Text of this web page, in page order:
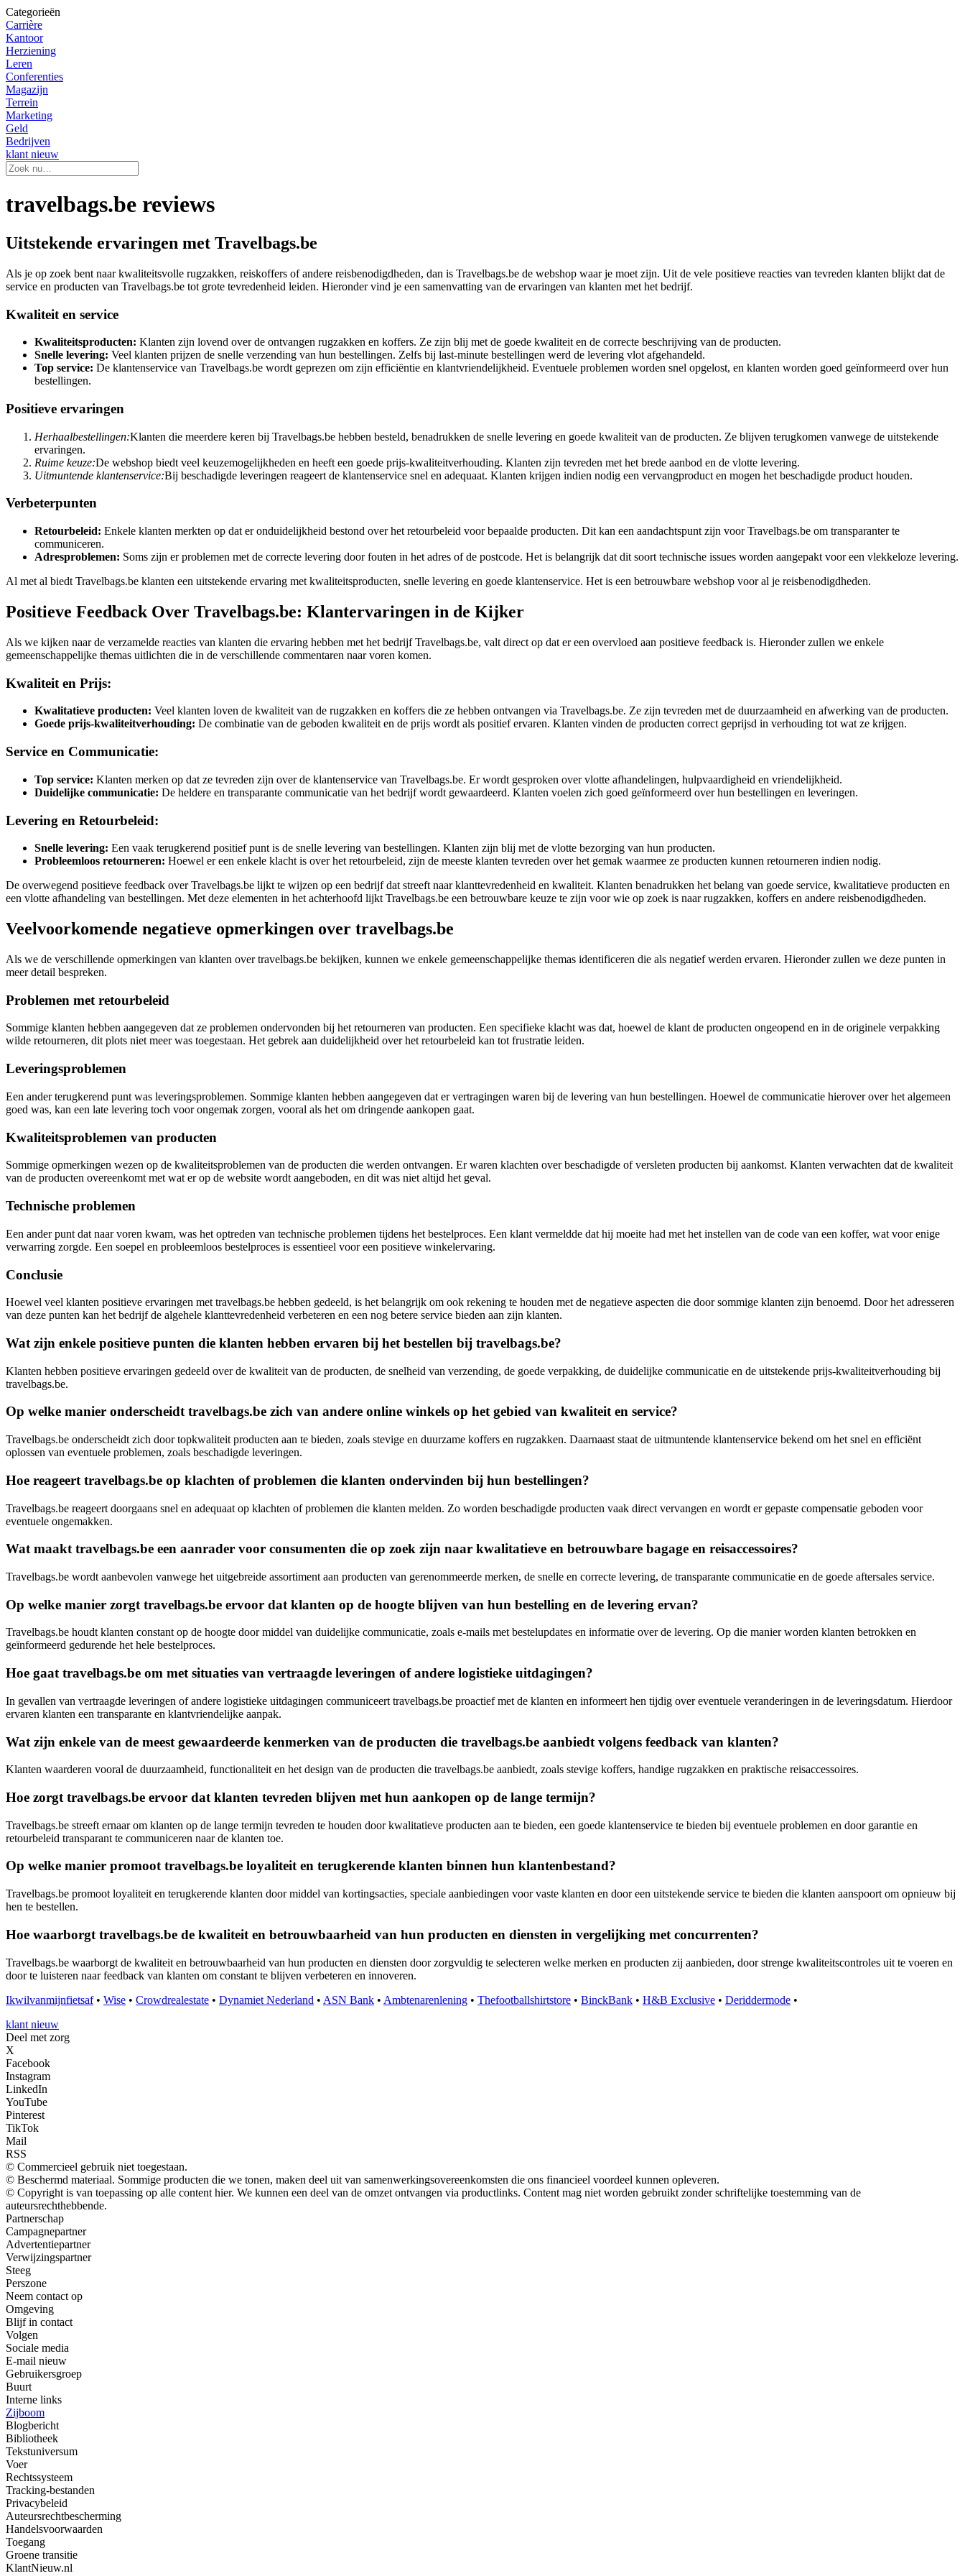
Categorieën
Carrière
Kantoor
Herziening
Leren
Conferenties
Magazijn
Terrein
Marketing
Geld
Bedrijven
klant nieuw
travelbags.be reviews
Uitstekende ervaringen met Travelbags.be
Als je op zoek bent naar kwaliteitsvolle rugzakken, reiskoffers of andere reisbenodigdheden, dan is Travelbags.be de webshop waar je moet zijn. Uit de vele positieve reacties van tevreden klanten blijkt dat de
service en producten van Travelbags.be tot grote tevredenheid leiden. Hieronder vind je een samenvatting van de ervaringen van klanten met het bedrijf.
Kwaliteit en service
Kwaliteitsproducten: Klanten zijn lovend over de ontvangen rugzakken en koffers. Ze zijn blij met de goede kwaliteit en de correcte beschrijving van de producten.
Snelle levering: Veel klanten prijzen de snelle verzending van hun bestellingen. Zelfs bij last-minute bestellingen werd de levering vlot afgehandeld.
Top service: De klantenservice van Travelbags.be wordt geprezen om zijn efficiëntie en klantvriendelijkheid. Eventuele problemen worden snel opgelost, en klanten worden goed geïnformeerd over hun
bestellingen.
Positieve ervaringen
Herhaalbestellingen:Klanten die meerdere keren bij Travelbags.be hebben besteld, benadrukken de snelle levering en goede kwaliteit van de producten. Ze blijven terugkomen vanwege de uitstekende
ervaringen.
Ruime keuze:De webshop biedt veel keuzemogelijkheden en heeft een goede prijs-kwaliteitverhouding. Klanten zijn tevreden met het brede aanbod en de vlotte levering.
Uitmuntende klantenservice:Bij beschadigde leveringen reageert de klantenservice snel en adequaat. Klanten krijgen indien nodig een vervangproduct en mogen het beschadigde product houden.
Verbeterpunten
Retourbeleid: Enkele klanten merkten op dat er onduidelijkheid bestond over het retourbeleid voor bepaalde producten. Dit kan een aandachtspunt zijn voor Travelbags.be om transparanter te
communiceren.
Adresproblemen: Soms zijn er problemen met de correcte levering door fouten in het adres of de postcode. Het is belangrijk dat dit soort technische issues worden aangepakt voor een vlekkeloze levering.
Al met al biedt Travelbags.be klanten een uitstekende ervaring met kwaliteitsproducten, snelle levering en goede klantenservice. Het is een betrouwbare webshop voor al je reisbenodigdheden.
Positieve Feedback Over Travelbags.be: Klantervaringen in de Kijker
Als we kijken naar de verzamelde reacties van klanten die ervaring hebben met het bedrijf Travelbags.be, valt direct op dat er een overvloed aan positieve feedback is. Hieronder zullen we enkele
gemeenschappelijke themas uitlichten die in de verschillende commentaren naar voren komen.
Kwaliteit en Prijs:
Kwalitatieve producten: Veel klanten loven de kwaliteit van de rugzakken en koffers die ze hebben ontvangen via Travelbags.be. Ze zijn tevreden met de duurzaamheid en afwerking van de producten.
Goede prijs-kwaliteitverhouding: De combinatie van de geboden kwaliteit en de prijs wordt als positief ervaren. Klanten vinden de producten correct geprijsd in verhouding tot wat ze krijgen.
Service en Communicatie:
Top service: Klanten merken op dat ze tevreden zijn over de klantenservice van Travelbags.be. Er wordt gesproken over vlotte afhandelingen, hulpvaardigheid en vriendelijkheid.
Duidelijke communicatie: De heldere en transparante communicatie van het bedrijf wordt gewaardeerd. Klanten voelen zich goed geïnformeerd over hun bestellingen en leveringen.
Levering en Retourbeleid:
Snelle levering: Een vaak terugkerend positief punt is de snelle levering van bestellingen. Klanten zijn blij met de vlotte bezorging van hun producten.
Probleemloos retourneren: Hoewel er een enkele klacht is over het retourbeleid, zijn de meeste klanten tevreden over het gemak waarmee ze producten kunnen retourneren indien nodig.
De overwegend positieve feedback over Travelbags.be lijkt te wijzen op een bedrijf dat streeft naar klanttevredenheid en kwaliteit. Klanten benadrukken het belang van goede service, kwalitatieve producten en
een vlotte afhandeling van bestellingen. Met deze elementen in het achterhoofd lijkt Travelbags.be een betrouwbare keuze te zijn voor wie op zoek is naar rugzakken, koffers en andere reisbenodigdheden.
Veelvoorkomende negatieve opmerkingen over travelbags.be
Als we de verschillende opmerkingen van klanten over travelbags.be bekijken, kunnen we enkele gemeenschappelijke themas identificeren die als negatief werden ervaren. Hieronder zullen we deze punten in
meer detail bespreken.
Problemen met retourbeleid
Sommige klanten hebben aangegeven dat ze problemen ondervonden bij het retourneren van producten. Een specifieke klacht was dat, hoewel de klant de producten ongeopend en in de originele verpakking
wilde retourneren, dit plots niet meer was toegestaan. Het gebrek aan duidelijkheid over het retourbeleid kan tot frustratie leiden.
Leveringsproblemen
Een ander terugkerend punt was leveringsproblemen. Sommige klanten hebben aangegeven dat er vertragingen waren bij de levering van hun bestellingen. Hoewel de communicatie hierover over het algemeen
goed was, kan een late levering toch voor ongemak zorgen, vooral als het om dringende aankopen gaat.
Kwaliteitsproblemen van producten
Sommige opmerkingen wezen op de kwaliteitsproblemen van de producten die werden ontvangen. Er waren klachten over beschadigde of versleten producten bij aankomst. Klanten verwachten dat de kwaliteit
van de producten overeenkomt met wat er op de website wordt aangeboden, en dit was niet altijd het geval.
Technische problemen
Een ander punt dat naar voren kwam, was het optreden van technische problemen tijdens het bestelproces. Een klant vermeldde dat hij moeite had met het instellen van de code van een koffer, wat voor enige
verwarring zorgde. Een soepel en probleemloos bestelproces is essentieel voor een positieve winkelervaring.
Conclusie
Hoewel veel klanten positieve ervaringen met travelbags.be hebben gedeeld, is het belangrijk om ook rekening te houden met de negatieve aspecten die door sommige klanten zijn benoemd. Door het adresseren
van deze punten kan het bedrijf de algehele klanttevredenheid verbeteren en een nog betere service bieden aan zijn klanten.
Wat zijn enkele positieve punten die klanten hebben ervaren bij het bestellen bij travelbags.be?
Klanten hebben positieve ervaringen gedeeld over de kwaliteit van de producten, de snelheid van verzending, de goede verpakking, de duidelijke communicatie en de uitstekende prijs-kwaliteitverhouding bij
travelbags.be.
Op welke manier onderscheidt travelbags.be zich van andere online winkels op het gebied van kwaliteit en service?
Travelbags.be onderscheidt zich door topkwaliteit producten aan te bieden, zoals stevige en duurzame koffers en rugzakken. Daarnaast staat de uitmuntende klantenservice bekend om het snel en efficiënt
oplossen van eventuele problemen, zoals beschadigde leveringen.
Hoe reageert travelbags.be op klachten of problemen die klanten ondervinden bij hun bestellingen?
Travelbags.be reageert doorgaans snel en adequaat op klachten of problemen die klanten melden. Zo worden beschadigde producten vaak direct vervangen en wordt er gepaste compensatie geboden voor
eventuele ongemakken.
Wat maakt travelbags.be een aanrader voor consumenten die op zoek zijn naar kwalitatieve en betrouwbare bagage en reisaccessoires?
Travelbags.be wordt aanbevolen vanwege het uitgebreide assortiment aan producten van gerenommeerde merken, de snelle en correcte levering, de transparante communicatie en de goede aftersales service.
Op welke manier zorgt travelbags.be ervoor dat klanten op de hoogte blijven van hun bestelling en de levering ervan?
Travelbags.be houdt klanten constant op de hoogte door middel van duidelijke communicatie, zoals e-mails met bestelupdates en informatie over de levering. Op die manier worden klanten betrokken en
geïnformeerd gedurende het hele bestelproces.
Hoe gaat travelbags.be om met situaties van vertraagde leveringen of andere logistieke uitdagingen?
In gevallen van vertraagde leveringen of andere logistieke uitdagingen communiceert travelbags.be proactief met de klanten en informeert hen tijdig over eventuele veranderingen in de leveringsdatum. Hierdoor
ervaren klanten een transparante en klantvriendelijke aanpak.
Wat zijn enkele van de meest gewaardeerde kenmerken van de producten die travelbags.be aanbiedt volgens feedback van klanten?
Klanten waarderen vooral de duurzaamheid, functionaliteit en het design van de producten die travelbags.be aanbiedt, zoals stevige koffers, handige rugzakken en praktische reisaccessoires.
Hoe zorgt travelbags.be ervoor dat klanten tevreden blijven met hun aankopen op de lange termijn?
Travelbags.be streeft ernaar om klanten op de lange termijn tevreden te houden door kwalitatieve producten aan te bieden, een goede klantenservice te bieden bij eventuele problemen en door garantie en
retourbeleid transparant te communiceren naar de klanten toe.
Op welke manier promoot travelbags.be loyaliteit en terugkerende klanten binnen hun klantenbestand?
Travelbags.be promoot loyaliteit en terugkerende klanten door middel van kortingsacties, speciale aanbiedingen voor vaste klanten en door een uitstekende service te bieden die klanten aanspoort om opnieuw bij
hen te bestellen.
Hoe waarborgt travelbags.be de kwaliteit en betrouwbaarheid van hun producten en diensten in vergelijking met concurrenten?
Travelbags.be waarborgt de kwaliteit en betrouwbaarheid van hun producten en diensten door zorgvuldig te selecteren welke merken en producten zij aanbieden, door strenge kwaliteitscontroles uit te voeren en
door te luisteren naar feedback van klanten om constant te blijven verbeteren en innoveren.
Ikwilvanmijnfietsaf• Wise • Crowdrealestate • Dynamiet Nederland • ASN Bank • Ambtenarenlening • Thefootballshirtstore • BinckBank • H&B Exclusive • Deriddermode •
klant nieuw
Deel met zorg
X
Facebook
Instagram
LinkedIn
YouTube
Pinterest
TikTok
Mail
RSS
© Commercieel gebruik niet toegestaan.
© Beschermd materiaal. Sommige producten die we tonen, maken deel uit van samenwerkingsovereenkomsten die ons financieel voordeel kunnen opleveren.
© Copyright is van toepassing op alle content hier. We kunnen een deel van de omzet ontvangen via productlinks. Content mag niet worden gebruikt zonder schriftelijke toestemming van de
auteursrechthebbende.
Partnerschap
Campagnepartner
Advertentiepartner
Verwijzingspartner
Steeg
Perszone
Neem contact op
Omgeving
Blijf in contact
Volgen
Sociale media
E-mail nieuw
Gebruikersgroep
Buurt
Interne links
Zijboom
Blogbericht
Bibliotheek
Tekstuniversum
Voer
Rechtssysteem
Tracking-bestanden
Privacybeleid
Auteursrechtbescherming
Handelsvoorwaarden
Toegang
Groene transitie
KlantNieuw.nl